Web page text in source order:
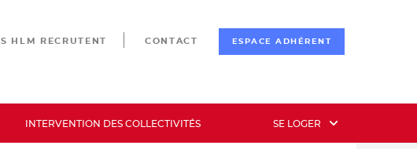
HLM RECRUTENT CONTACT ESPACE ADHÉRENT
INTERVENTION DES COLLECTIVITÉS SE LOGER